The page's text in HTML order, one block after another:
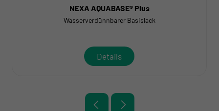
NEXA AQUABASE® Plus
Wasserverdünnbarer Basislack
Details